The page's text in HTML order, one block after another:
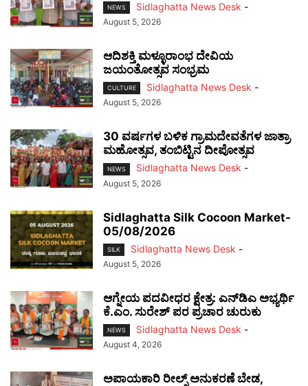
NEWS Sidlaghatta News Desk -
August 5, 2026
ಆದಿಶಕ್ತಿ ಮಳ್ಳೂರಾಂಭ ದೇವಿಯ
ಜಯಂತೋತ್ಸವ ಸಂಭ್ರಮ
CULTURE Sidlaghatta News Desk -
August 5, 2026
30 ವರ್ಷಗಳ ಬಳಿಕ ಗ್ರಾಮದೇವತೆಗಳ ಜಾತ್ರಾ
ಮಹೋತ್ಸವ, ತಂಬಿಟ್ಟಿನ ದೀಪೋತ್ಸವ
NEWS Sidlaghatta News Desk -
August 5, 2026
Sidlaghatta Silk Cocoon Market-
05/08/2026
SILK Sidlaghatta News Desk -
August 5, 2026
ಆಗ್ನೇಯ ಪದವೀಧರ ಕ್ಷೇತ್ರ: ಎನ್‌ಡಿಎ ಅಭ್ಯರ್ಥಿ
ಕೆ.ಎಂ. ಸುರೇಶ್ ಪರ ಪ್ರಚಾರ ಚುರುಕು
NEWS Sidlaghatta News Desk -
August 4, 2026
ಅಪಾಯಕಾರಿ ರೀಲ್ಸ್ ಅನುಕರಣೆ ಬೇಡ,